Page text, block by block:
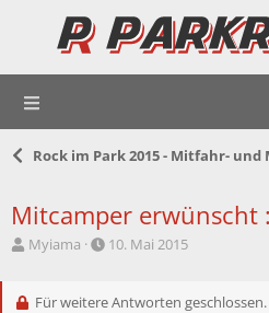
Rock im Park 2015 - Mitfahr-
Mitcamper erwünscht
E
t
Myiama
E
t
10. Mai 2015
Für weitere Antworten geschlossen.